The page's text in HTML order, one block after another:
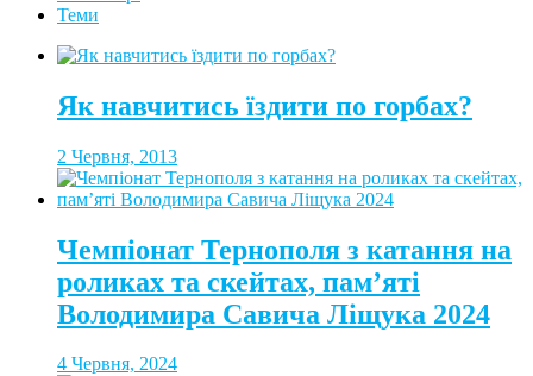
Теми
Як навчитись їздити по горбах?
2 Червня, 2013
Чемпіонат Тернополя з катання на
роликах та скейтах, пам’яті
Володимира Савича Ліщука 2024
4 Червня, 2024